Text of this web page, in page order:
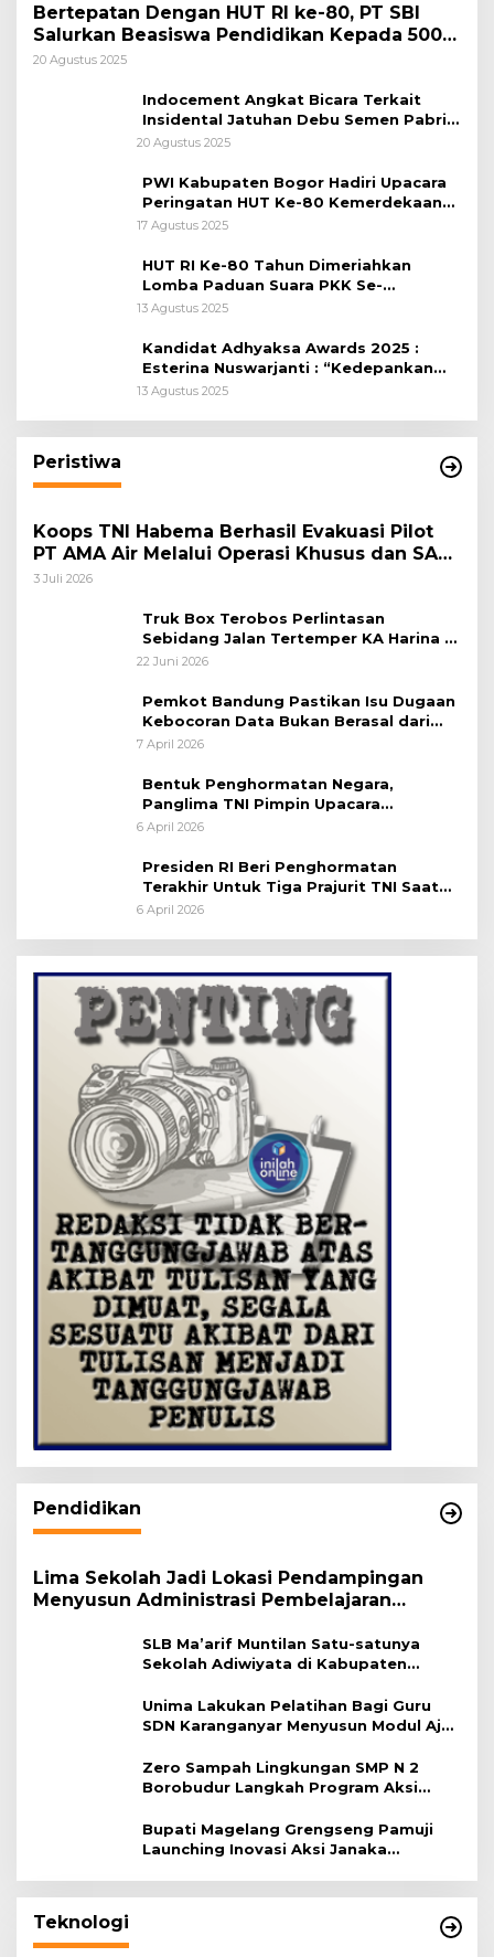
Bertepatan Dengan HUT RI ke-80, PT SBI
Salurkan Beasiswa Pendidikan Kepada 500
Pelajar
20 Agustus 2025
Indocement Angkat Bicara Terkait
Insidental Jatuhan Debu Semen Pabrik
Citeureup
20 Agustus 2025
PWI Kabupaten Bogor Hadiri Upacara
Peringatan HUT Ke-80 Kemerdekaan
RI, di Lapangan Tegar Beriman
17 Agustus 2025
HUT RI Ke-80 Tahun Dimeriahkan
Lomba Paduan Suara PKK Se-
Kabupaten Bogor
13 Agustus 2025
Kandidat Adhyaksa Awards 2025 :
Esterina Nuswarjanti : “Kedepankan
Keadilan Restoratif Wujudkan
13 Agustus 2025
Peristiwa
Koops TNI Habema Berhasil Evakuasi Pilot
PT AMA Air Melalui Operasi Khusus dan SAR
Taktis
3 Juli 2026
Truk Box Terobos Perlintasan
Sebidang Jalan Tertemper KA Harina di
Jalan Stasiun Poncol-Jrakah Semarang
22 Juni 2026
Pemkot Bandung Pastikan Isu Dugaan
Kebocoran Data Bukan Berasal dari
Server Disdukcapil
7 April 2026
Bentuk Penghormatan Negara,
Panglima TNI Pimpin Upacara
Pemakaman Militer
6 April 2026
Presiden RI Beri Penghormatan
Terakhir Untuk Tiga Prajurit TNI Saat
Persemayaman di Bandara Soekarno-
6 April 2026
Pendidikan
Lima Sekolah Jadi Lokasi Pendampingan
Menyusun Administrasi Pembelajaran
SLB Ma’arif Muntilan Satu-satunya
Sekolah Adiwiyata di Kabupaten
Unima Lakukan Pelatihan Bagi Guru
SDN Karanganyar Menyusun Modul Ajar
Zero Sampah Lingkungan SMP N 2
Borobudur Langkah Program Aksi
Bupati Magelang Grengseng Pamuji
Launching Inovasi Aksi Janaka
Teknologi